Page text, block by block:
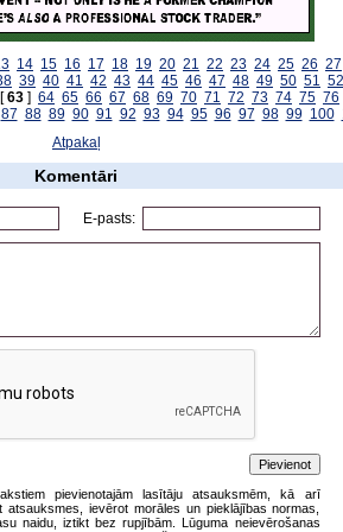
14 15 16 17 18 19 20 21 22 23 24 25 26 27
39 40 41 42 43 44 45 46 47 48 49 50 51 52
[63 ] 64 65 66 67 68 69 70 71 72 73 74 75 76
87 88 89 90 91 92 93 94 95 96 97 98 99 100
Atpakaļ
Komentāri
E-pasts:
pievienotajām lasītāju atsauksmēm, kā arī
ievērot morāles un pieklājības normas,
naidu, iztikt bez rupjībām. Lūguma neievērošanas